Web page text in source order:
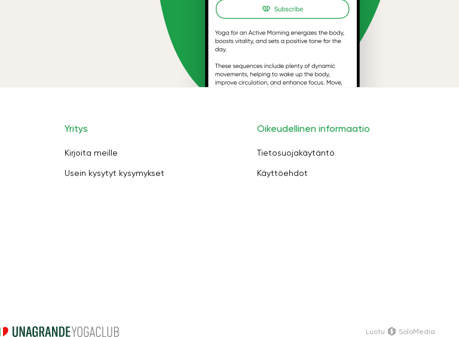
Yritys
Kirjoita meille
Usein kysytyt kysymykset
Oikeudellinen informaatio
Tietosuojakäytäntö
Käyttöehdot
Luotu SoloMedia